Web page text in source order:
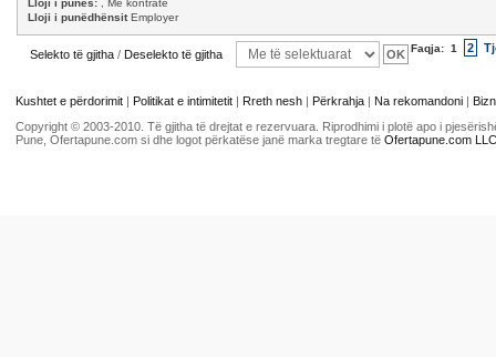
Lloji i punës: , Me kontratë
Lloji i punëdhënsitEmployer
Selekto të gjitha / Deselekto të gjitha Faqja: 1 2
Kushtet e përdorimit | Politikat e intimitetit | Rreth nesh | Përkrahja | Na rekomandoni |
Copyright © 2003-2010. Të gjitha të drejtat e rezervuara. Riprodhimi i plotë apo i
Pune, Ofertapune.com si dhe logot përkatëse janë marka tregtare të Ofertapune.com LLC